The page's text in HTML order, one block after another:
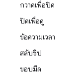
กวาดเพื่อปิด
ปัดเพื่อดู
ข้อความเวลา
สลับชิป
ขอบมืด